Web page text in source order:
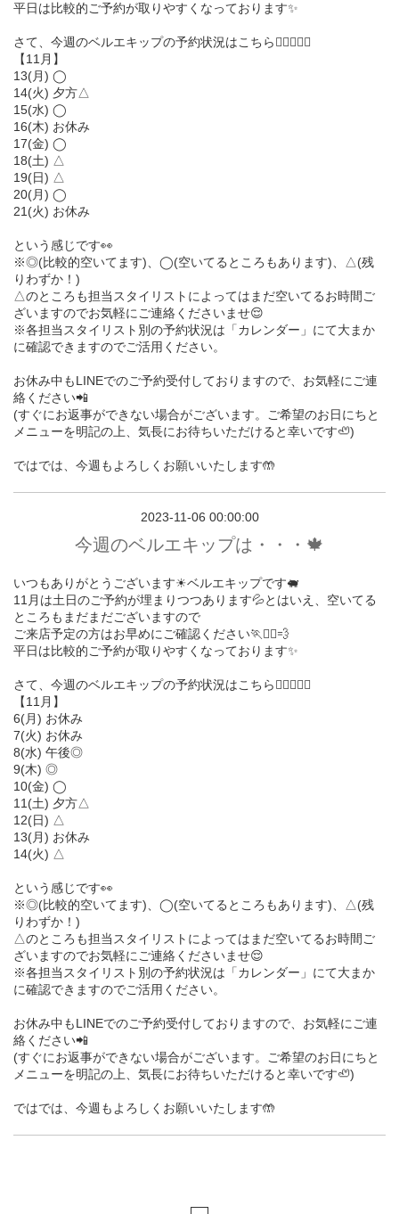
平日は比較的ご予約が取りやすくなっております✨
さて、今週のベルエキップの予約状況はこちら💁🏻‍♀️💁‍♂️
【11月】
13(月) ◯
14(火) 夕方△
15(水) ◯
16(木) お休み
17(金) ◯
18(土) △
19(日) △
20(月) ◯
21(火) お休み
という感じです👀
※◎(比較的空いてます)、◯(空いてるところもあります)、△(残
りわずか！)
△のところも担当スタイリストによってはまだ空いてるお時間ご
ざいますのでお気軽にご連絡くださいませ😌
※各担当スタイリスト別の予約状況は「カレンダー」にて大まか
に確認できますのでご活用ください。
お休み中もLINEでのご予約受付しておりますので、お気軽にご連
絡ください📲
(すぐにお返事ができない場合がございます。ご希望のお日にちと
メニューを明記の上、気長にお待ちいただけると幸いです🦥)
ではでは、今週もよろしくお願いいたします🤲
2023-11-06 00:00:00
今週のベルエキップは・・・🍁
いつもありがとうございます☀︎ベルエキップです🐖
11月は土日のご予約が埋まりつつあります💦とはいえ、空いてる
ところもまだまだございますので
ご来店予定の方はお早めにご確認ください🏃🏃‍♀️💨
平日は比較的ご予約が取りやすくなっております✨
さて、今週のベルエキップの予約状況はこちら💁🏻‍♀️💁‍♂️
【11月】
6(月) お休み
7(火) お休み
8(水) 午後◎
9(木) ◎
10(金) ◯
11(土) 夕方△
12(日) △
13(月) お休み
14(火) △
という感じです👀
※◎(比較的空いてます)、◯(空いてるところもあります)、△(残
りわずか！)
△のところも担当スタイリストによってはまだ空いてるお時間ご
ざいますのでお気軽にご連絡くださいませ😌
※各担当スタイリスト別の予約状況は「カレンダー」にて大まか
に確認できますのでご活用ください。
お休み中もLINEでのご予約受付しておりますので、お気軽にご連
絡ください📲
(すぐにお返事ができない場合がございます。ご希望のお日にちと
メニューを明記の上、気長にお待ちいただけると幸いです🦥)
ではでは、今週もよろしくお願いいたします🤲